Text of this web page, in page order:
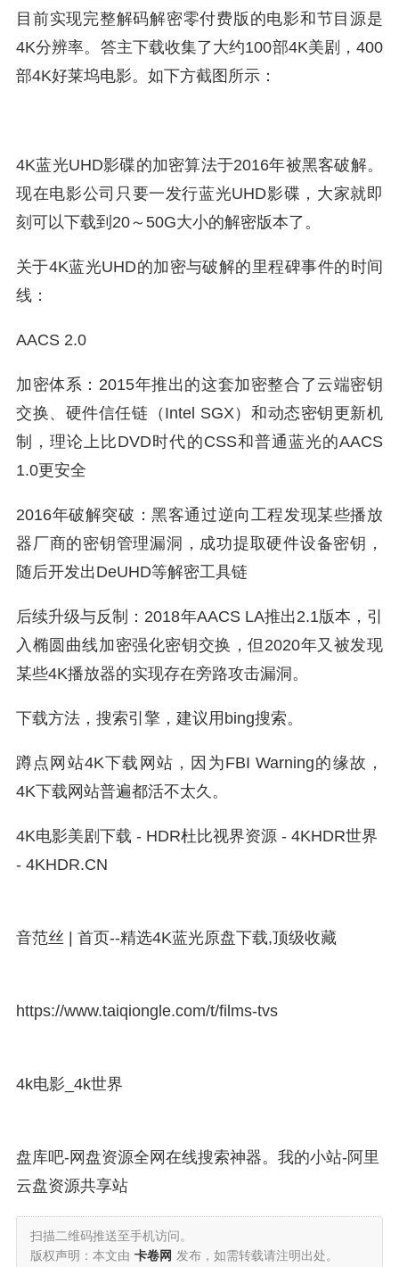
目前实现完整解码解密零付费版的电影和节目源是
4K分辨率。答主下载收集了大约100部4K美剧，400
部4K好莱坞电影。如下方截图所示：
4K蓝光UHD影碟的加密算法于2016年被黑客破解。
现在电影公司只要一发行蓝光UHD影碟，大家就即
刻可以下载到20～50G大小的解密版本了。
关于4K蓝光UHD的加密与破解的里程碑事件的时间
线：
AACS 2.0
加密体系：2015年推出的这套加密整合了云端密钥
交换、硬件信任链（Intel SGX）和动态密钥更新机
制，理论上比DVD时代的CSS和普通蓝光的AACS
1.0更安全
2016年破解突破：黑客通过逆向工程发现某些播放
器厂商的密钥管理漏洞，成功提取硬件设备密钥，
随后开发出DeUHD等解密工具链
后续升级与反制：2018年AACS LA推出2.1版本，引
入椭圆曲线加密强化密钥交换，但2020年又被发现
某些4K播放器的实现存在旁路攻击漏洞。
下载方法，搜索引擎，建议用bing搜索。
蹲点网站4K下载网站，因为FBI Warning的缘故，
4K下载网站普遍都活不太久。
4K电影美剧下载 - HDR杜比视界资源 - 4KHDR世界
- 4KHDR.CN
音范丝 | 首页--精选4K蓝光原盘下载,顶级收藏
https://www.taiqiongle.com/t/films-tvs
4k电影_4k世界
盘库吧-网盘资源全网在线搜索神器。我的小站-阿里
云盘资源共享站
扫描二维码推送至手机访问。
版权声明：本文由 卡卷网 发布，如需转载请注明出处。